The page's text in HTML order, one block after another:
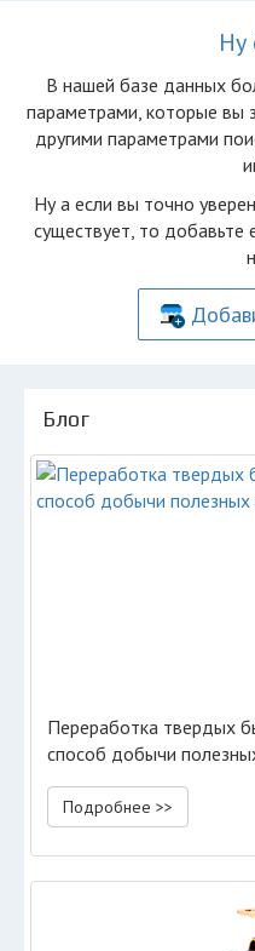
Ну
В нашей базе данных
параметрами, которые вы
другими параметрами
Ну а если вы точно
существует, то
Блог
Переработка твердых
способ добычи
Подробнее >>